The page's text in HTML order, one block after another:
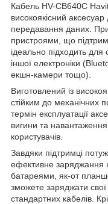
Кабель HV-CB640C
високоякісний
передавання даних.
пристроями, що
ідеально підходить для
іншої електроніки
екшн-камери тощо).
Виготовлений із
стійким до механічних
термін експлуатації
вигини та
користувачів.
Завдяки підтримці
ефективне заряджання
батареями, як-от
зможете заряджати
стандартних кабелів.